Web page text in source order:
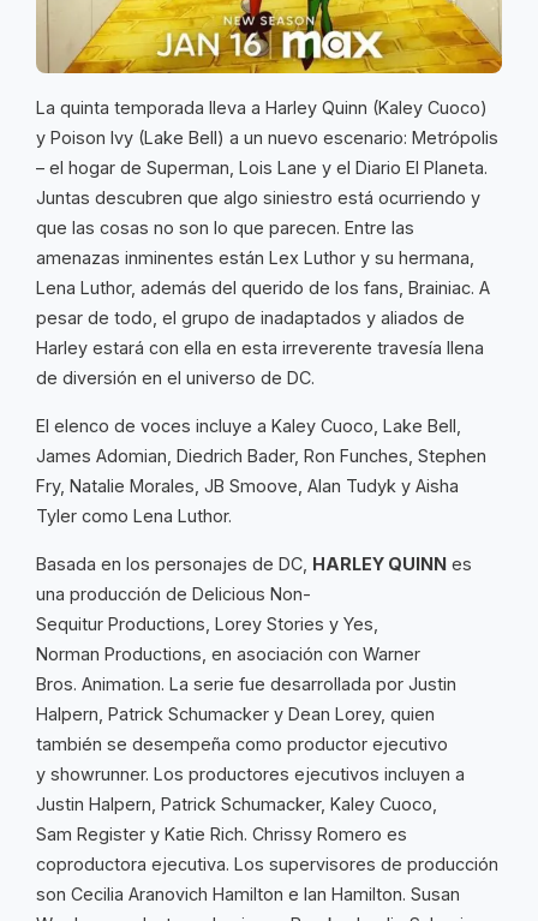
La quinta temporada lleva a Harley Quinn (Kaley Cuoco)
y Poison Ivy (Lake Bell) a un nuevo escenario: Metrópolis
– el hogar de Superman, Lois Lane y el Diario El Planeta.
Juntas descubren que algo siniestro está ocurriendo y
que las cosas no son lo que parecen. Entre las
amenazas inminentes están Lex Luthor y su hermana,
Lena Luthor, además del querido de los fans, Brainiac. A
pesar de todo, el grupo de inadaptados y aliados de
Harley estará con ella en esta irreverente travesía llena
de diversión en el universo de DC.
El elenco de voces incluye a Kaley Cuoco, Lake Bell,
James Adomian, Diedrich Bader, Ron Funches, Stephen
Fry, Natalie Morales, JB Smoove, Alan Tudyk y Aisha
Tyler como Lena Luthor.
Basada en los personajes de DC, HARLEY QUINN es
una producción de Delicious Non-
Sequitur Productions, Lorey Stories y Yes,
Norman Productions, en asociación con Warner
Bros. Animation. La serie fue desarrollada por Justin
Halpern, Patrick Schumacker y Dean Lorey, quien
también se desempeña como productor ejecutivo
y showrunner. Los productores ejecutivos incluyen a
Justin Halpern, Patrick Schumacker, Kaley Cuoco,
Sam Register y Katie Rich. Chrissy Romero es
coproductora ejecutiva. Los supervisores de producción
son Cecilia Aranovich Hamilton e Ian Hamilton. Susan